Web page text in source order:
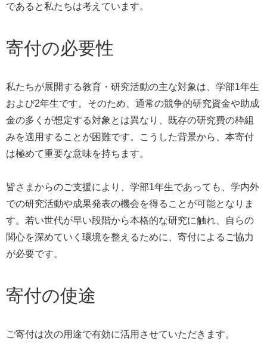
であると私たちは考えています。
寄付の必要性
私たちが展開する教育・研究活動の主な対象は、学部1年生
および2年生です。そのため、通常の競争的研究資金や助成
金の多くが想定する対象とは異なり、既存の研究費の枠組
みを適用することが困難です。こうした背景から、本寄付
は極めて重要な意味を持ちます。
皆さまからのご支援により、学部1年生であっても、学内外
での研究活動や成果発表の機会を得ることが可能となりま
す。若い世代が早い段階から本格的な研究に触れ、自らの
関心を深めていく環境を整えるために、寄付によるご協力
が必要です。
寄付の使途
ご寄付は次の用途で有効に活用させていただきます。